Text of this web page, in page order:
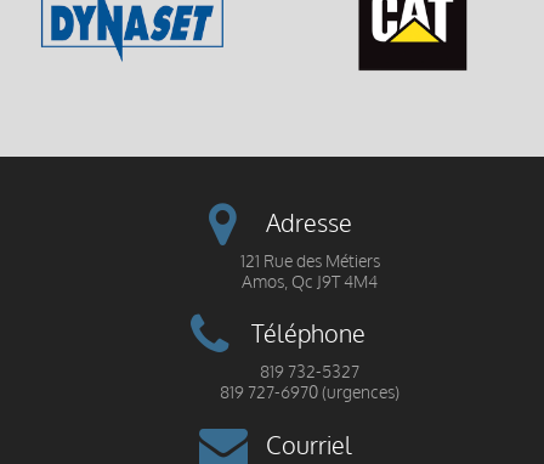
Adresse
121 Rue des Métiers
Amos, Qc J9T 4M4
Téléphone
819 732-5327
819 727-6970 (urgences)
Courriel